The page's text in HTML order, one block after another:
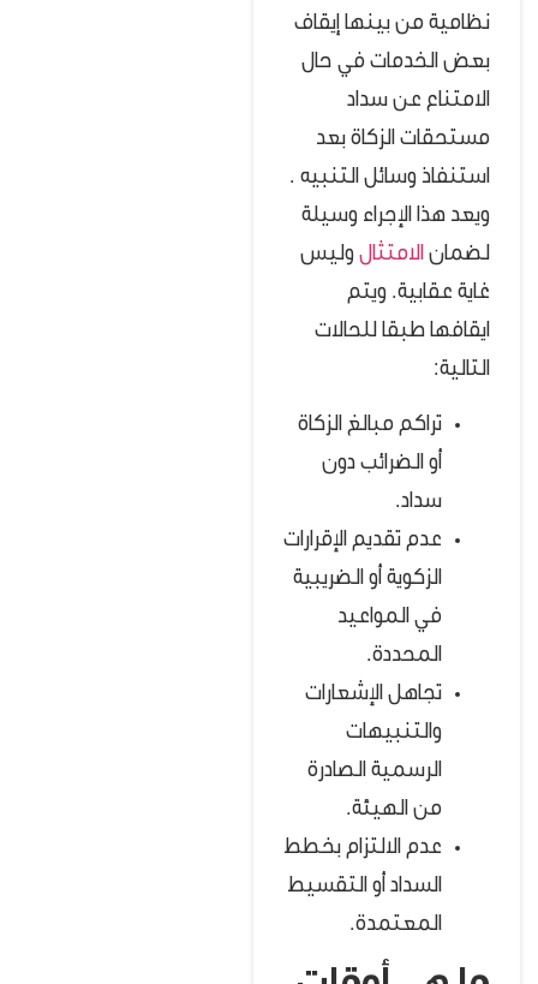
نظامية من بينها إيقاف
بعض الخدمات في حال
الامتناع عن سداد
مستحقات الزكاة بعد
استنفاذ وسائل التنبيه .
ويعد هذا الإجراء وسيلة
لضمان الامتثال وليس
غاية عقابية. ويتم
ايقافها طبقا للحالات
التالية:
تراكم مبالغ الزكاة
أو الضرائب دون
سداد.
عدم تقديم الإقرارات
الزكوية أو الضريبية
في المواعيد
المحددة.
تجاهل الإشعارات
والتنبيهات
الرسمية الصادرة
من الهيئة.
عدم الالتزام بخطط
السداد أو التقسيط
المعتمدة.